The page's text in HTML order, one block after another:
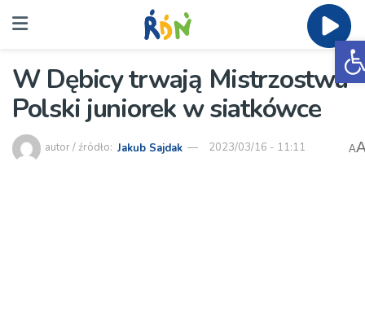
W Dębicy trwają Mistrzostwa
Polski juniorek w siatkówce
autor / źródło: Jakub Sajdak 2023/03/16 - 11:11 A